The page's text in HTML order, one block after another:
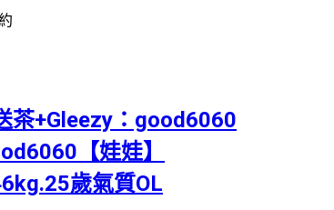
茶+Gleezy：good6060
【娃娃】
歲氣質OL